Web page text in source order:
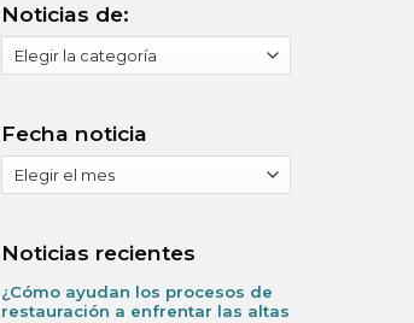
Noticias de:
de:
Fecha noticia
noticia
Noticias recientes
¿Cómo ayudan los procesos de
restauración a enfrentar las altas